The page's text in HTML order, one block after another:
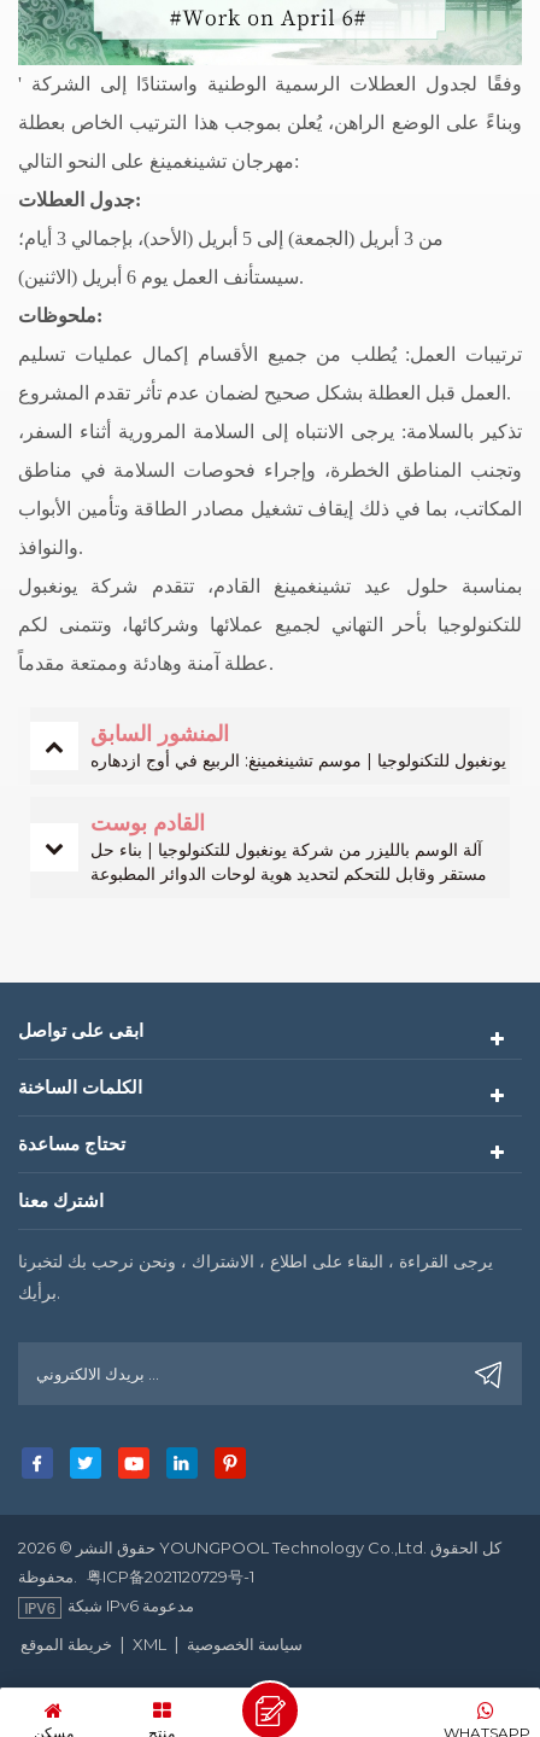
وفقًا لجدول العطلات الرسمية الوطنية واستنادًا إلى الشركة '
وبناءً على الوضع الراهن، يُعلن بموجب هذا الترتيب الخاص بعطلة
مهرجان تشينغمينغ على النحو التالي:
جدول العطلات:
من 3 أبريل (الجمعة) إلى 5 أبريل (الأحد)، بإجمالي 3 أيام؛
سيستأنف العمل يوم 6 أبريل (الاثنين).
ملحوظات:
ترتيبات العمل: يُطلب من جميع الأقسام إكمال عمليات تسليم
العمل قبل العطلة بشكل صحيح لضمان عدم تأثر تقدم المشروع.
تذكير بالسلامة: يرجى الانتباه إلى السلامة المرورية أثناء السفر،
وتجنب المناطق الخطرة، وإجراء فحوصات السلامة في مناطق
المكاتب، بما في ذلك إيقاف تشغيل مصادر الطاقة وتأمين الأبواب
والنوافذ.
بمناسبة حلول عيد تشينغمينغ القادم، تتقدم شركة يونغبول
للتكنولوجيا بأحر التهاني لجميع عملائها وشركائها، وتتمنى لكم
عطلة آمنة وهادئة وممتعة مقدماً.
المنشور السابق
يونغبول للتكنولوجيا | موسم تشينغمينغ: الربيع في أوج ازدهاره
القادم بوست
آلة الوسم بالليزر من شركة يونغبول للتكنولوجيا | بناء حل
مستقر وقابل للتحكم لتحديد هوية لوحات الدوائر المطبوعة
ابقى على تواصل
الكلمات الساخنة
تحتاج مساعدة
اشترك معنا
يرجى القراءة ، البقاء على اطلاع ، الاشتراك ، ونحن نرحب بك لتخبرنا
برأيك.
حقوق النشر © 2026 YOUNGPOOL Technology Co.,Ltd. كل الحقوق
粤ICP备2021120729号-1
شبكة IPv6 مدعومة
خريطة الموقع | XML | سياسة الخصوصية
مسكن منتج WHATSAPP